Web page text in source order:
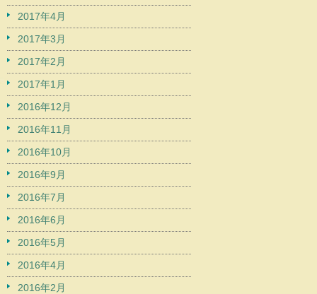
2017年4月
2017年3月
2017年2月
2017年1月
2016年12月
2016年11月
2016年10月
2016年9月
2016年7月
2016年6月
2016年5月
2016年4月
2016年2月